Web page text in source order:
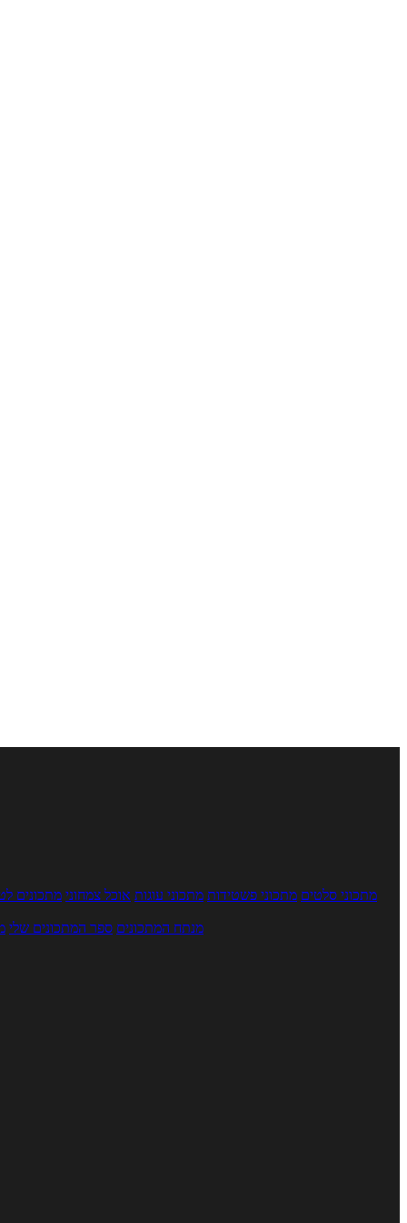
מתכוני סלטים מתכוני פשטידות מתכוני עוגות אוכל צמחוני מתכונים
מנתח המתכונים ספר המתכונים שלי